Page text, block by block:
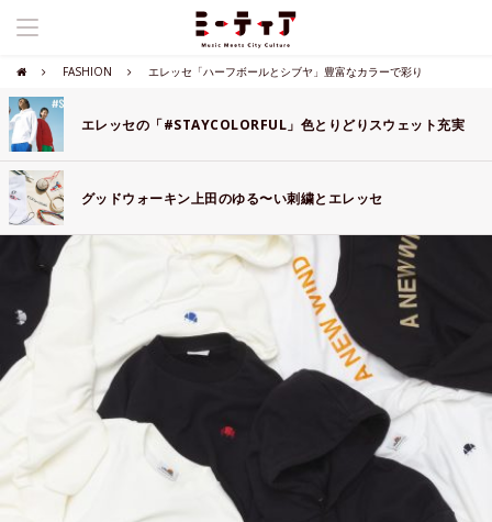
FASHION エレッセ「ハーフボールとシブヤ」豊富なカラーで彩り
エレッセの「#STAYCOLORFUL」色とりどりスウェット充実
グッドウォーキン上田のゆる〜い刺繍とエレッセ